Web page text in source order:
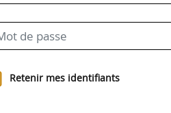
Retenir mes identifiants